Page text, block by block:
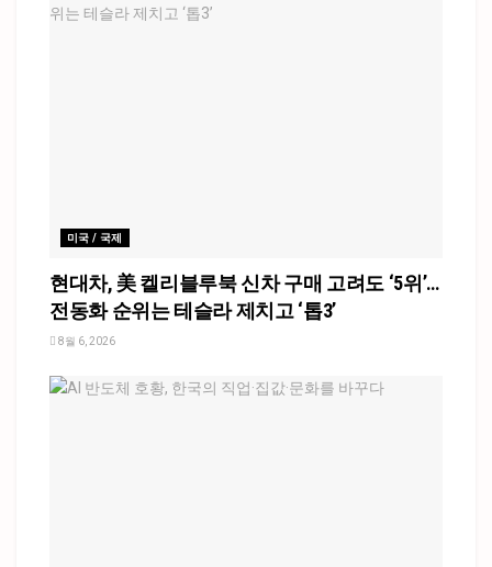
미국 / 국제
현대차, 美 켈리블루북 신차 구매 고려도 ‘5위’…
전동화 순위는 테슬라 제치고 ‘톱3’
8월 6, 2026